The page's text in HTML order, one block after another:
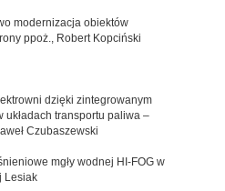
modernizacja obiektów
ppoż., Robert Kopciński
dzięki zintegrowanym
układach transportu paliwa –
Czubaszewski
mgły wodnej HI-FOG w
Lesiak